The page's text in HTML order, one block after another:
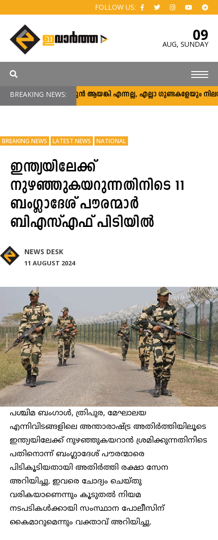
FOLLOW US:
09
AUG, SUNDAY
BREAKING NEWS:അര്‍ജുന്‍ ആയങ്കി എന്നല്ല, എല്ലാ ഗുണ്ടകളേയും നിലയ്ക്ക്
BREAKING NEWS LATEST NEWS NATIONAL
ഇന്ത്യയിലേക്ക്
നുഴഞ്ഞുകയറുന്നതിനിടെ 11
ബംഗ്ലാദേശ് പൗരന്മാർ
ബിഎസ്എഫ് പിടിയിൽ
NEWS DESK
11 AUGUST 2024
പശ്ചിമ ബംഗാൾ, ത്രിപുര, മേഘാലയ
എന്നിവിടങ്ങളിലെ അന്താരാഷ്ട്ര അതിർത്തിയിലൂടെ
ഇന്ത്യയിലേക്ക് നുഴഞ്ഞുകയറാൻ ശ്രമിക്കുന്നതിനിടെ
പതിനൊന്ന് ബംഗ്ലാദേശ് പൗരന്മാരെ
പിടികൂടിയതായി അതിർത്തി രക്ഷാ സേന
അറിയിച്ചു. ഇവരെ ചോദ്യം ചെയ്തു
വരികയാണെന്നും കൂടുതൽ നിയമ
നടപടികൾക്കായി സംസ്ഥാന പോലീസിന്
കൈമാറുമെന്നും വക്താവ് അറിയിച്ചു.